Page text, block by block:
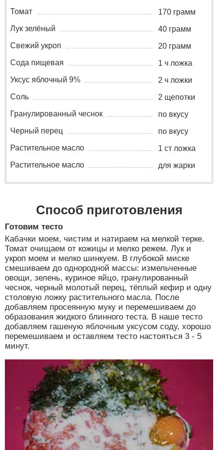
Томат
170 грамм
Лук зелёный
40 грамм
Свежий укроп
20 грамм
Сода пищевая
1 ч ложка
Уксус яблочный 9%
2 ч ложки
Соль
2 щепотки
Гранулированный чеснок
по вкусу
Черный перец
по вкусу
Растительное масло
1 ст ложка
Растительное масло
для жарки
Способ приготовления
Готовим тесто
Кабачки моем, чистим и натираем на мелкой терке.
Томат очищаем от кожицы и мелко режем. Лук и
укроп моем и мелко шинкуем. В глубокой миске
смешиваем до однородной массы: измельченные
овощи, зелень, куриное яйцо, гранулированный
чеснок, черный молотый перец, тёплый кефир и одну
столовую ложку растительного масла. После
добавляем просеянную муку и перемешиваем до
образования жидкого блинного теста. В наше тесто
добавляем гашеную яблочным уксусом соду, хорошо
перемешиваем и оставляем тесто настояться 3 - 5
минут.